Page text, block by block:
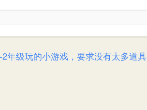
年级玩的小游戏，要求没有太多道具